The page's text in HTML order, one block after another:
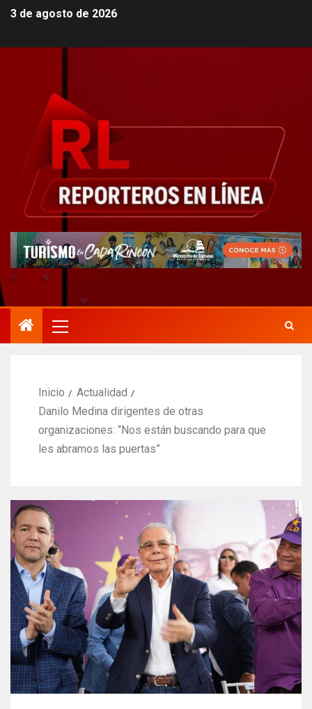
3 de agosto de 2026
Inicio
Actualidad
Danilo Medina dirigentes de otras
organizaciones: “Nos están buscando para que
les abramos las puertas”